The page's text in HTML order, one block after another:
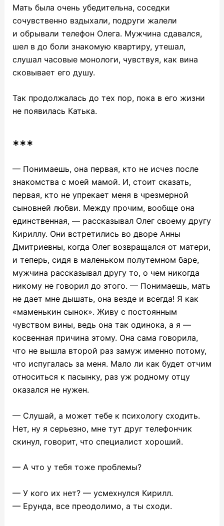
Мать была очень убедительна, соседки
сочувственно вздыхали, подруги жалели
и обрывали телефон Олега. Мужчина сдавался,
шел в до боли знакомую квартиру, утешал,
слушал часовые монологи, чувствуя, как вина
сковывает его душу.
Так продолжалась до тех пор, пока в его жизни
не появилась Катька.
***
— Понимаешь, она первая, кто не исчез после
знакомства с моей мамой. И, стоит сказать,
первая, кто не упрекает меня в чрезмерной
сыновней любви. Между прочим, вообще она
единственная, — рассказывал Олег своему другу
Кириллу. Они встретились во дворе Анны
Дмитриевны, когда Олег возвращался от матери,
и теперь, сидя в маленьком полутемном баре,
мужчина рассказывал другу то, о чем никогда
никому не говорил до этого. — Понимаешь, мать
не дает мне дышать, она везде и всегда! Я как
«маменькин сынок». Живу с постоянным
чувством вины, ведь она так одинока, а я —
косвенная причина этому. Она сама говорила,
что не вышла второй раз замуж именно потому,
что испугалась за меня. Мало ли как будет отчим
относиться к пасынку, раз уж родному отцу
оказался не нужен.
— Слушай, а может тебе к психологу сходить.
Нет, ну я серьезно, мне тут друг телефончик
скинул, говорит, что специалист хороший.
— А что у тебя тоже проблемы?
— У кого их нет? — усмехнулся Кирилл.
— Ерунда, все преодолимо, а ты сходи.